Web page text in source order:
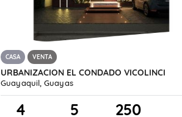
CASA VENTA
URBANIZACION EL CONDADO VICOLINCI
Guayaquil, Guayas
4 5 250